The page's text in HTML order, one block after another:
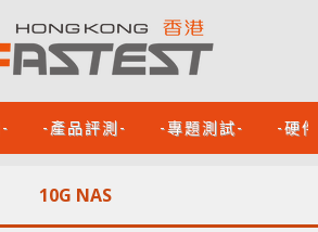
-產品評測- -專題測試- -硬
10G NAS